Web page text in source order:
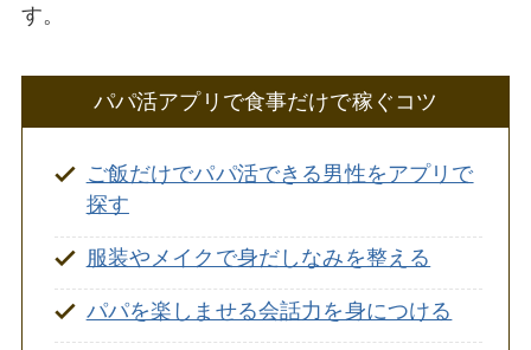
す。
パパ活アプリで食事だけで稼ぐコツ
ご飯だけでパパ活できる男性をアプリで
探す
服装やメイクで身だしなみを整える
パパを楽しませる会話力を身につける